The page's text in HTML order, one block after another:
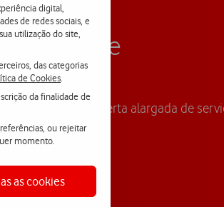
digital,
de redes sociais, e
utilização do site,
das categorias
de Cookies
da finalidade de
ou rejeitar
momento.
as cookies
Vodafone
e fixa e a uma oferta alargada de